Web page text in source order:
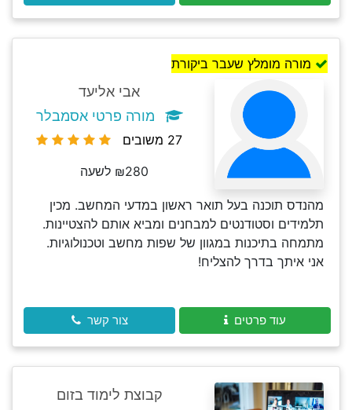
מורה מומלץ שעבר ביקורת
אבי אליעד
מורה פרטי אסמבלר
27 משובים
₪280 לשעה
מהנדס תוכנה בעל תואר ראשון במדעי המחשב. מכין
תלמידים וסטודנטים למבחנים ומביא אותם להצטיינות.
מתמחה בתיכנות במגוון של שפות מחשב וטכנולוגיות.
אני איתך בדרך להצליח!
עוד פרטים צור קשר
קבוצת לימוד בזום